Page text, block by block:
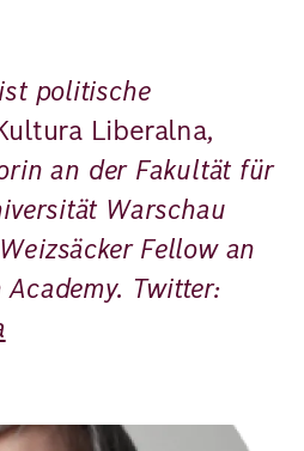
politische
Liberalna,
an der Fakultät für
Warschau
Fellow an
Twitter: